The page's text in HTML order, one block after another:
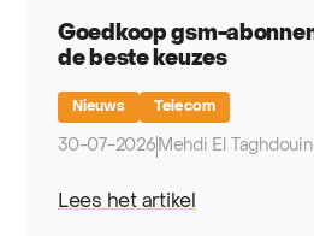
Goedkoop gsm-
de beste keuzes
Nieuws Telecom
30-07-2026 Mehdi El
Lees het artikel